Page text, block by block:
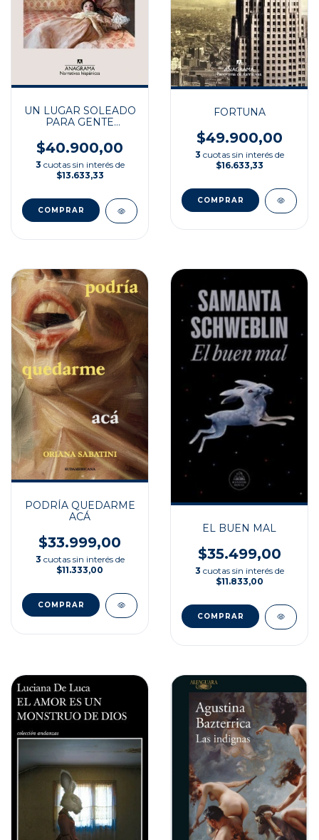
UN LUGAR SOLEADO
PARA GENTE
$40.900,00
3 cuotas sin interés de
$13.633,33
FORTUNA
$49.900,00
3 cuotas sin interés de
$16.633,33
PODRÍA QUEDARME
ACÁ
$33.999,00
3 cuotas sin interés de
$11.333,00
EL BUEN MAL
$35.499,00
3 cuotas sin interés de
$11.833,00